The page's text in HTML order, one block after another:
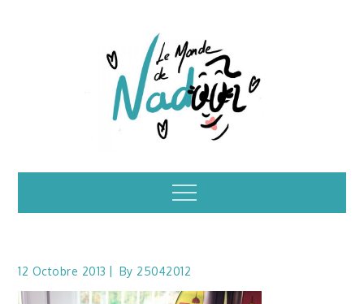
Illustrations – le
monde de Nadoo
Menu
12 Octobre 2013 By 25042012